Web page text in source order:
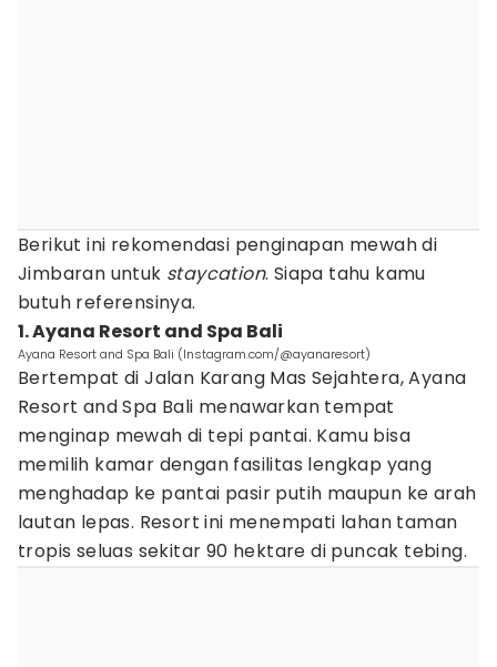
Berikut ini rekomendasi penginapan mewah di
Jimbaran untuk staycation. Siapa tahu kamu
butuh referensinya.
1. Ayana Resort and Spa Bali
Ayana Resort and Spa Bali (Instagram.com/@ayanaresort)
Bertempat di Jalan Karang Mas Sejahtera, Ayana
Resort and Spa Bali menawarkan tempat
menginap mewah di tepi pantai. Kamu bisa
memilih kamar dengan fasilitas lengkap yang
menghadap ke pantai pasir putih maupun ke arah
lautan lepas. Resort ini menempati lahan taman
tropis seluas sekitar 90 hektare di puncak tebing.